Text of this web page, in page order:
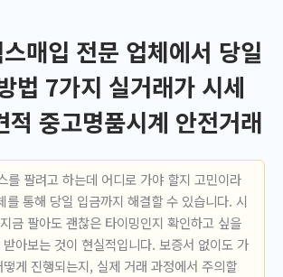
매입 전문 업체에서 당일
법 7가지 실거래가 시세
적 중고명품시계 안전거래
를 팔려고 하는데 어디로 가야 할지 고민이라
를 통해 당일 입금까지 해결할 수 있습니다. 시
금 팔아도 괜찮은 타이밍인지 확인하고 싶을
아보는 것이 현실적입니다. 보증서 없이도 가
게 진행되는지, 실제 거래 과정에서 주의할